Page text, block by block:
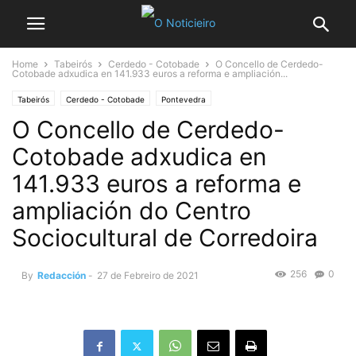
Home Tabeirós Cerdedo - Cotobade
O Concello de Cerdedo-
Cotobade adxudica en 141.933 euros a reforma e ampliación...
Tabeirós Cerdedo - Cotobade Pontevedra
O Concello de Cerdedo-
Cotobade adxudica en
141.933 euros a reforma e
ampliación do Centro
Sociocultural de Corredoira
By Redacción - 27 de Febreiro de 2021 0
256